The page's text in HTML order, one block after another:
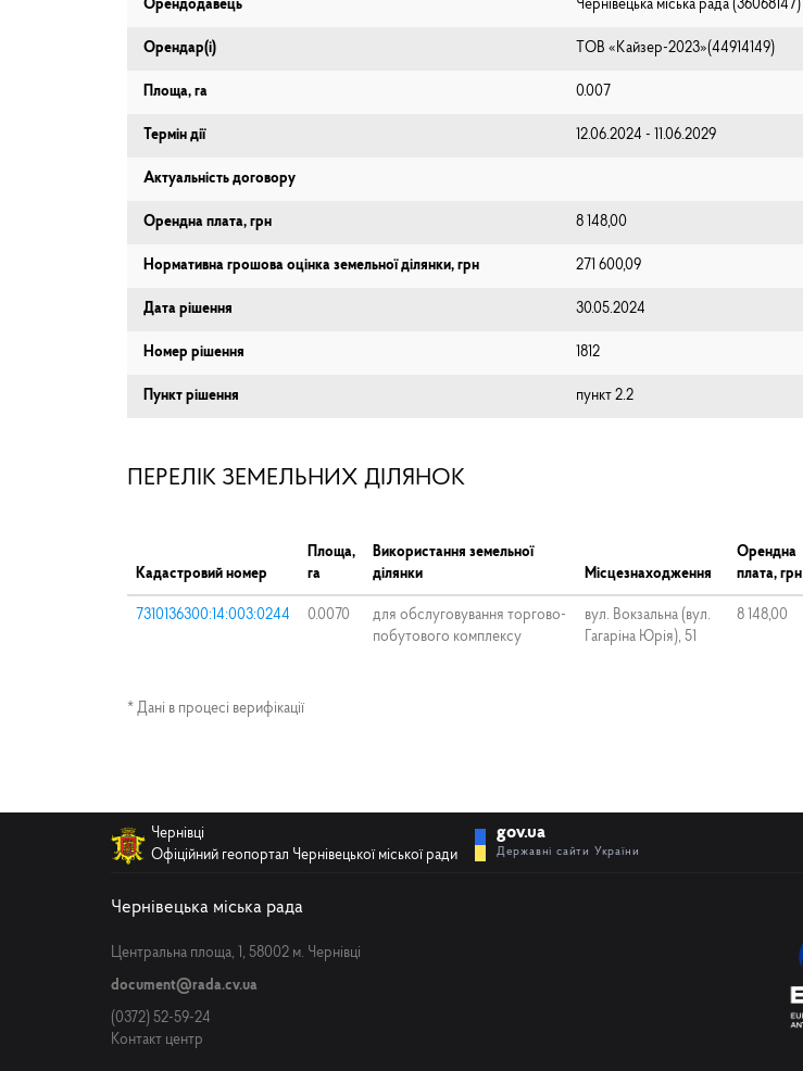
Орендодавець Чернівецька міська рада (⁨36068147⁩)
Орендар(і) ТОВ «Кайзер-2023»(44914149)
Площа, га 0.007
Термін дії 12.06.2024 - 11.06.2029
Актуальність договору
Орендна плата, грн 8 148,00
Нормативна грошова оцінка земельної ділянки, грн 271 600,09
Дата рішення 30.05.2024
Номер рішення 1812
Пункт рішення пункт 2.2
ПЕРЕЛІК ЗЕМЕЛЬНИХ ДІЛЯНОК
Кадастровий номер
Площа,
га
Використання земельної
ділянки
Місцезнаходження
Орендна
плата, грн
7310136300:14:003:0244 0.0070
для обслуговування торгово-
побутового комплексу
вул. Вокзальна (вул.
Гагаріна Юрія), 51
8 148,00
* Дані в процесі верифікації
Чернівці
Офіційний геопортал Чернівецької міської ради
gov.ua
Державні сайти України
Чернівецька міська рада
Центральна площа, 1, 58002 м. Чернівці
document@rada.cv.ua
(0372) 52-59-24
Контакт центр